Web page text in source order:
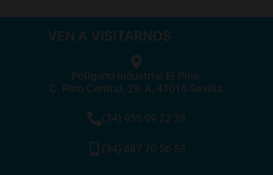
VEN A VISITARNOS
Poligono Industrial El Pino,
C. Pino Central, 29, A, 41016 Sevilla
(34) 955 09 22 33
(34) 687 70 56 53